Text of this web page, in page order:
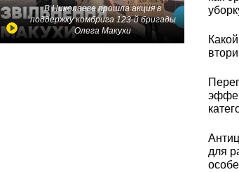
В Николаеве прошла акция в
поддержку комбрига 123-й бригады
Олега Макухи
для